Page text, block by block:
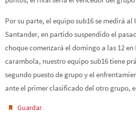
Por su parte, el equipo sub16 se medirá al
Santander, en partido suspendido el
choque comenzará el domingo a las 12 en
carambola, nuestro equipo sub16 tiene
segundo puesto de grupo y el
ante el primer clasificado del otro grupo,
Guardar.